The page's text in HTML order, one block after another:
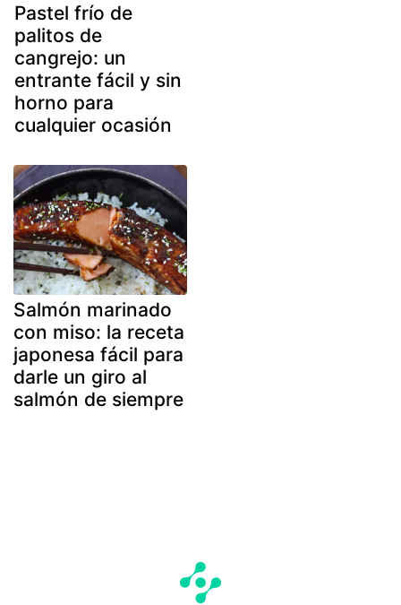
Pastel frío de
palitos de
cangrejo: un
entrante fácil y sin
horno para
cualquier ocasión
Salmón marinado
con miso: la receta
japonesa fácil para
darle un giro al
salmón de siempre